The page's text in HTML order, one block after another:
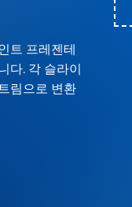
트 프레젠테
다. 각 슬라이
림으로 변환